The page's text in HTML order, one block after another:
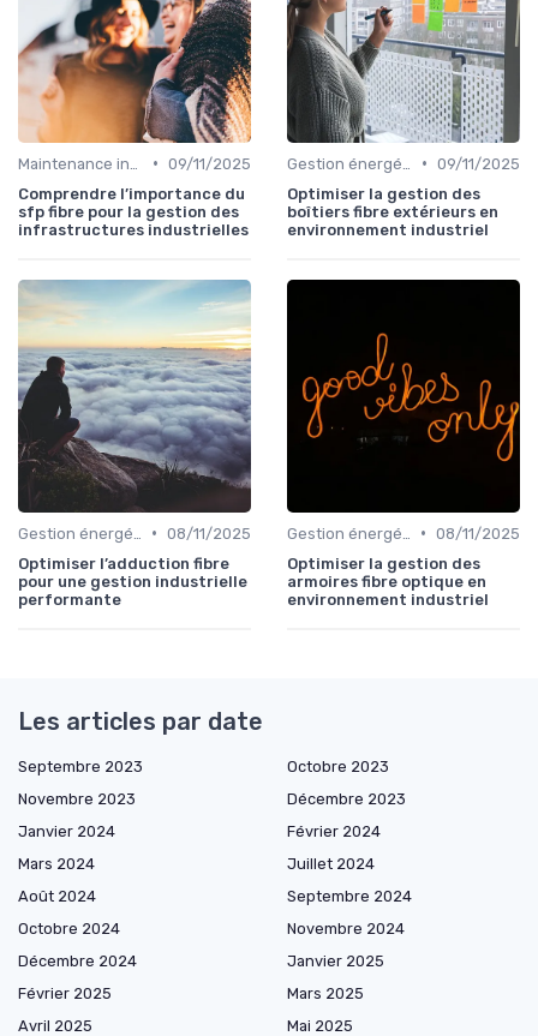
• 09/11/2025
Comprendre l’importance du
sfp fibre pour la gestion des
infrastructures industrielles
• 09/11/2025
Optimiser la gestion des
boîtiers fibre extérieurs en
environnement industriel
• 08/11/2025
Optimiser l’adduction fibre
pour une gestion industrielle
performante
• 08/11/2025
Optimiser la gestion des
armoires fibre optique en
environnement industriel
Les articles par date
Septembre 2023
Octobre 2023
Novembre 2023
Décembre 2023
Janvier 2024
Février 2024
Mars 2024
Juillet 2024
Août 2024
Septembre 2024
Octobre 2024
Novembre 2024
Décembre 2024
Janvier 2025
Février 2025
Mars 2025
Avril 2025
Mai 2025